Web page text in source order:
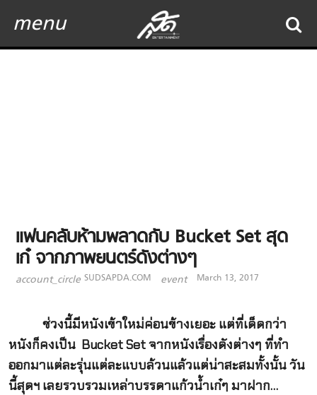
menu
แฟนคลับห้ามพลาดกับ Bucket Set สุด
เก๋ จากภาพยนตร์ดังต่างๆ
account_circle SUDSAPDA.COM event March 13, 2017
ช่วงนี้มีหนังเข้าใหม่ค่อนข้างเยอะ แต่ที่เด็ดกว่า
หนังก็คงเป็น Bucket Set จากหนังเรื่องดังต่างๆ ที่ทำ
ออกมาแต่ละรุ่นแต่ละแบบล้วนแล้วแต่น่าสะสมทั้งนั้น วัน
นี้สุดฯ เลยรวบรวมเหล่าบรรดาแก้วน้ำเก๋ๆ มาฝาก…